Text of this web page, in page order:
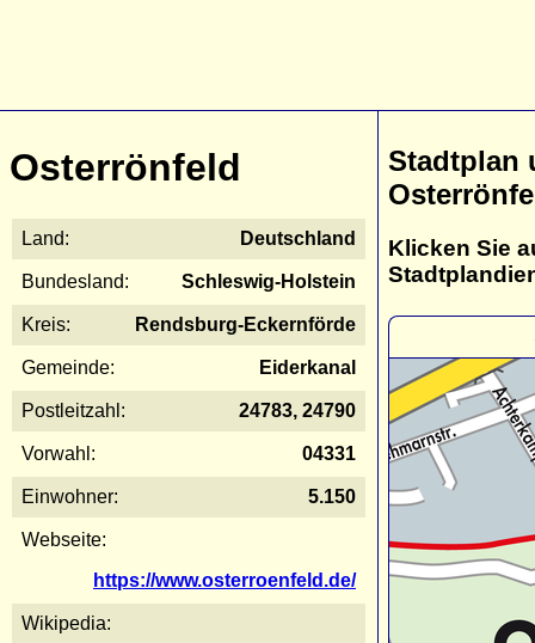
Osterrönfeld
Land: Deutschland
Bundesland: Schleswig-Holstein
Kreis: Rendsburg-Eckernförde
Gemeinde: Eiderkanal
Postleitzahl: 24783, 24790
Vorwahl: 04331
Einwohner: 5.150
Webseite:
https://www.osterroenfeld.de/
Wikipedia:
Stadtplan
Klicken Sie